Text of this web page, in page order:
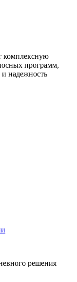
комплексную
программ,
и надежность
решения